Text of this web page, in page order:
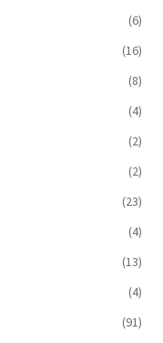
(6)
(16)
(8)
(4)
(2)
(2)
(23)
(4)
(13)
(4)
(91)